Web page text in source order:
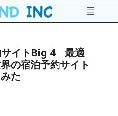
サイトBig 4 最適
の宿泊予約サイト
た